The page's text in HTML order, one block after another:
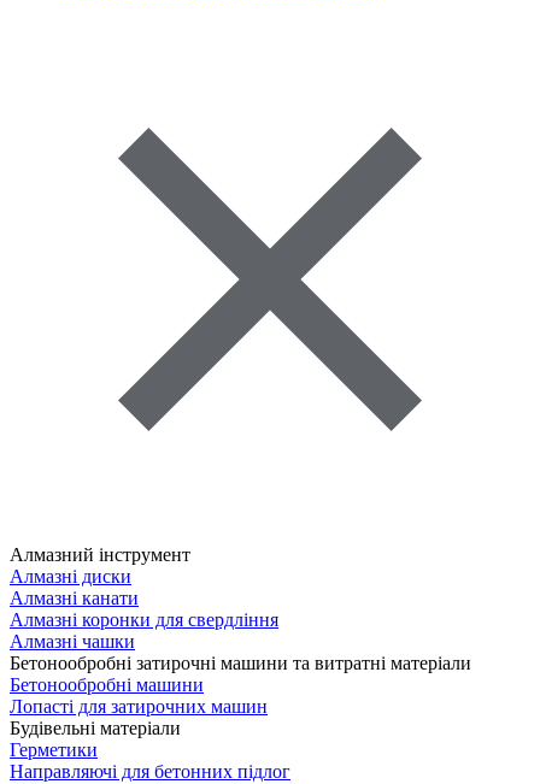
Алмазний інструмент
Алмазні диски
Алмазні канати
Алмазні коронки для свердління
Алмазні чашки
Бетонообробні затирочні машини та витратні матеріали
Бетонообробні машини
Лопасті для затирочних машин
Будівельні матеріали
Герметики
Направляючі для бетонних підлог